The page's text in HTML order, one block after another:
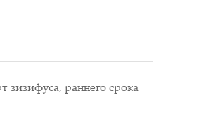
зизифуса, раннего срока